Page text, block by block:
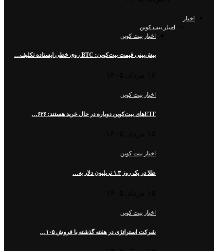
اخبار
اخبار بیت کوین
اخبار بیت کوین
پیش‌بینی قیمت بیت‌کوین: BTC روی خطی ایستاده تکلیف…
اخبار بیت کوین
ETFهای بیت‌کوین دوباره در حال خرید هستند: ۶۲۶…
اخبار بیت کوین
طلا در یک روز ۱.۳ تریلیون دلار به…
اخبار بیت کوین
شرکت استراتژی در هفته گذشته با فروش ۱۰۵…